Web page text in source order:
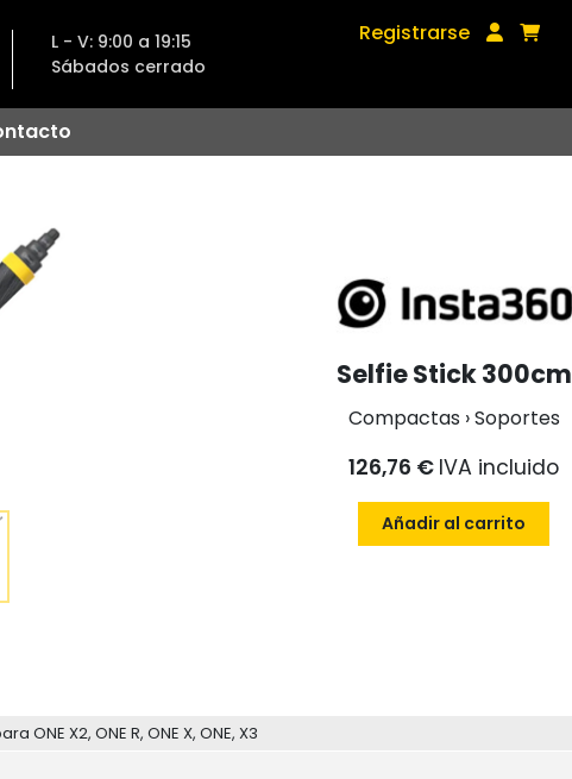
L - V: 9:00 a 19:15
Sábados cerrado
Registrarse
Selfie Stick 300cm
Compactas › Soportes
126,76 € IVA incluido
Añadir al carrito
ONE X2, ONE R, ONE X, ONE, X3